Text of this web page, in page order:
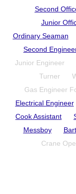
Second
Junior
Ordinary Seaman
Second
Junior Engineer
Turner
Gas Engineer
Electrical Engineer
Cook Assistant
Messboy
Crane